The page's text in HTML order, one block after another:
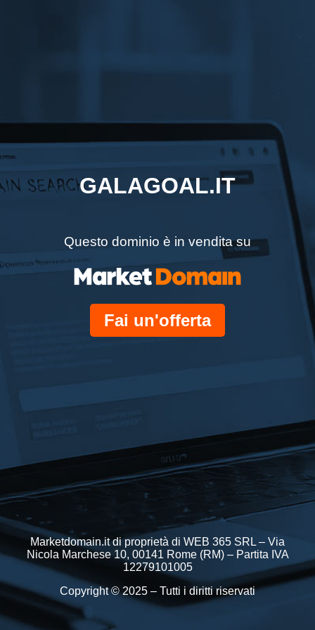
GALAGOAL.IT
Questo dominio è in vendita su
Fai un'offerta
Marketdomain.it di proprietà di WEB 365 SRL – Via
Nicola Marchese 10, 00141 Rome (RM) – Partita IVA
12279101005
Copyright © 2025 – Tutti i diritti riservati